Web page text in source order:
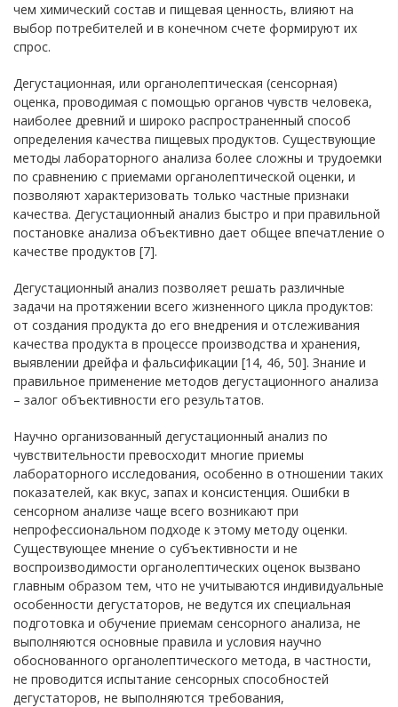
чем химический состав и пищевая ценность, влияют на
выбор потребителей и в конечном счете формируют их
спрос.
Дегустационная, или органолептическая (сенсорная)
оценка, проводимая с помощью органов чувств человека,
наиболее древний и широко распространенный способ
определения качества пищевых продуктов. Существующие
методы лабораторного анализа более сложны и трудоемки
по сравнению с приемами органолептической оценки, и
позволяют характеризовать только частные признаки
качества. Дегустационный анализ быстро и при правильной
постановке анализа объективно дает общее впечатление о
качестве продуктов [7].
Дегустационный анализ позволяет решать различные
задачи на протяжении всего жизненного цикла продуктов:
от создания продукта до его внедрения и отслеживания
качества продукта в процессе производства и хранения,
выявлении дрейфа и фальсификации [14, 46, 50]. Знание и
правильное применение методов дегустационного анализа
– залог объективности его результатов.
Научно организованный дегустационный анализ по
чувствительности превосходит многие приемы
лабораторного исследования, особенно в отношении таких
показателей, как вкус, запах и консистенция. Ошибки в
сенсорном анализе чаще всего возникают при
непрофессиональном подходе к этому методу оценки.
Существующее мнение о субъективности и не
воспроизводимости органолептических оценок вызвано
главным образом тем, что не учитываются индивидуальные
особенности дегустаторов, не ведутся их специальная
подготовка и обучение приемам сенсорного анализа, не
выполняются основные правила и условия научно
обоснованного органолептического метода, в частности,
не проводится испытание сенсорных способностей
дегустаторов, не выполняются требования,